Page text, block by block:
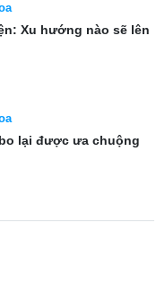
Xu hướng nào sẽ lên
lại được ưa chuộng